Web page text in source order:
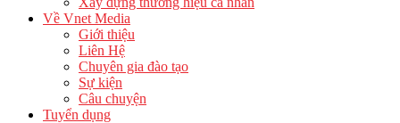
Về Vnet Media
Giới thiệu
Liên Hệ
Chuyên gia đào tạo
Sự kiện
Câu chuyện
Tuyển dụng